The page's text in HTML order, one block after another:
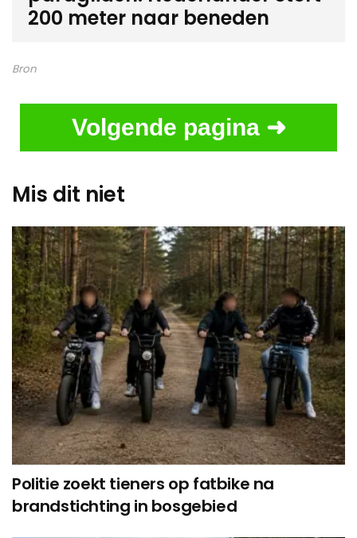
200 meter naar beneden
Bron
Volgende pagina ➜
Mis dit niet
Politie zoekt tieners op fatbike na
brandstichting in bosgebied